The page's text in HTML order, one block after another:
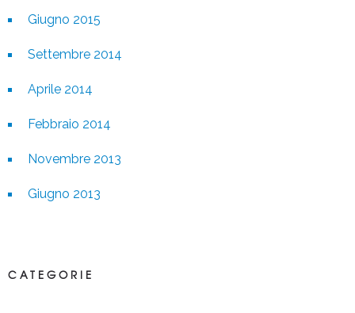
Giugno 2015
Settembre 2014
Aprile 2014
Febbraio 2014
Novembre 2013
Giugno 2013
CATEGORIE